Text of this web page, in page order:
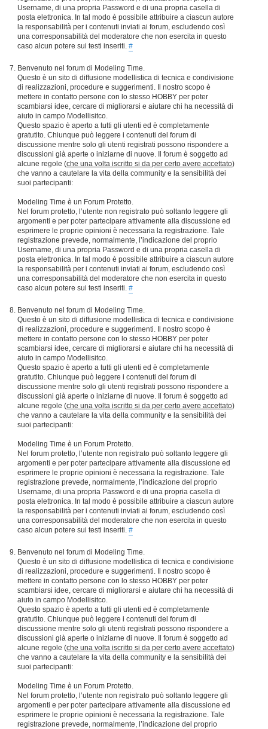
Username, di una propria Password e di una propria casella di
posta elettronica. In tal modo è possibile attribuire a ciascun autore
la responsabilità per i contenuti inviati ai forum, escludendo così
una corresponsabilità del moderatore che non esercita in questo
caso alcun potere sui testi inseriti. #
Benvenuto nel forum di Modeling Time.
Questo è un sito di diffusione modellistica di tecnica e condivisione
di realizzazioni, procedure e suggerimenti. Il nostro scopo è
mettere in contatto persone con lo stesso HOBBY per poter
scambiarsi idee, cercare di migliorarsi e aiutare chi ha necessità di
aiuto in campo Modellisitco.
Questo spazio è aperto a tutti gli utenti ed è completamente
gratutito. Chiunque può leggere i contenuti del forum di
discussione mentre solo gli utenti registrati possono rispondere a
discussioni già aperte o iniziarne di nuove. Il forum è soggetto ad
alcune regole (che una volta iscritto si da per certo avere accettato)
che vanno a cautelare la vita della community e la sensibilità dei
suoi partecipanti:
Modeling Time è un Forum Protetto.
Nel forum protetto, l’utente non registrato può soltanto leggere gli
argomenti e per poter partecipare attivamente alla discussione ed
esprimere le proprie opinioni è necessaria la registrazione. Tale
registrazione prevede, normalmente, l’indicazione del proprio
Username, di una propria Password e di una propria casella di
posta elettronica. In tal modo è possibile attribuire a ciascun autore
la responsabilità per i contenuti inviati ai forum, escludendo così
una corresponsabilità del moderatore che non esercita in questo
caso alcun potere sui testi inseriti. #
Benvenuto nel forum di Modeling Time.
Questo è un sito di diffusione modellistica di tecnica e condivisione
di realizzazioni, procedure e suggerimenti. Il nostro scopo è
mettere in contatto persone con lo stesso HOBBY per poter
scambiarsi idee, cercare di migliorarsi e aiutare chi ha necessità di
aiuto in campo Modellisitco.
Questo spazio è aperto a tutti gli utenti ed è completamente
gratutito. Chiunque può leggere i contenuti del forum di
discussione mentre solo gli utenti registrati possono rispondere a
discussioni già aperte o iniziarne di nuove. Il forum è soggetto ad
alcune regole (che una volta iscritto si da per certo avere accettato)
che vanno a cautelare la vita della community e la sensibilità dei
suoi partecipanti:
Modeling Time è un Forum Protetto.
Nel forum protetto, l’utente non registrato può soltanto leggere gli
argomenti e per poter partecipare attivamente alla discussione ed
esprimere le proprie opinioni è necessaria la registrazione. Tale
registrazione prevede, normalmente, l’indicazione del proprio
Username, di una propria Password e di una propria casella di
posta elettronica. In tal modo è possibile attribuire a ciascun autore
la responsabilità per i contenuti inviati ai forum, escludendo così
una corresponsabilità del moderatore che non esercita in questo
caso alcun potere sui testi inseriti. #
Benvenuto nel forum di Modeling Time.
Questo è un sito di diffusione modellistica di tecnica e condivisione
di realizzazioni, procedure e suggerimenti. Il nostro scopo è
mettere in contatto persone con lo stesso HOBBY per poter
scambiarsi idee, cercare di migliorarsi e aiutare chi ha necessità di
aiuto in campo Modellisitco.
Questo spazio è aperto a tutti gli utenti ed è completamente
gratutito. Chiunque può leggere i contenuti del forum di
discussione mentre solo gli utenti registrati possono rispondere a
discussioni già aperte o iniziarne di nuove. Il forum è soggetto ad
alcune regole (che una volta iscritto si da per certo avere accettato)
che vanno a cautelare la vita della community e la sensibilità dei
suoi partecipanti:
Modeling Time è un Forum Protetto.
Nel forum protetto, l’utente non registrato può soltanto leggere gli
argomenti e per poter partecipare attivamente alla discussione ed
esprimere le proprie opinioni è necessaria la registrazione. Tale
registrazione prevede, normalmente, l’indicazione del proprio